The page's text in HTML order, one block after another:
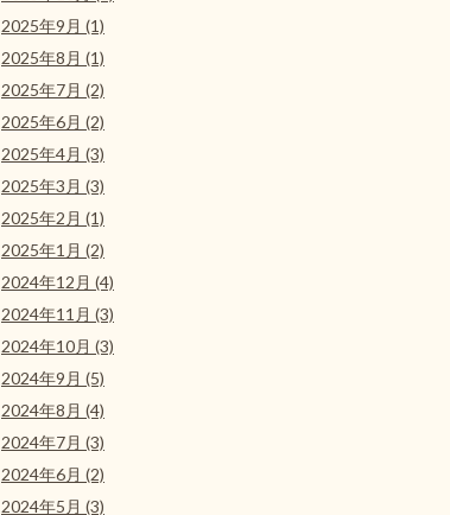
2025年9月 (1)
2025年8月 (1)
2025年7月 (2)
2025年6月 (2)
2025年4月 (3)
2025年3月 (3)
2025年2月 (1)
2025年1月 (2)
2024年12月 (4)
2024年11月 (3)
2024年10月 (3)
2024年9月 (5)
2024年8月 (4)
2024年7月 (3)
2024年6月 (2)
2024年5月 (3)